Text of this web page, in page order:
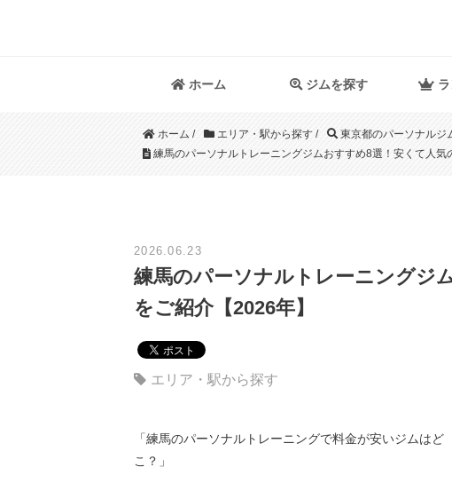
ホーム ジムを探す
ホーム / エリア・駅から探す / 東京都のパーソナルジ
練馬のパーソナルトレーニングジムおすすめ8選！安くて人気
2026.06.23
練馬のパーソナルトレーニングジ
をご紹介【2026年】
エリア・駅から探す
「練馬のパーソナルトレーニングで料金が安いジムはど
こ？」